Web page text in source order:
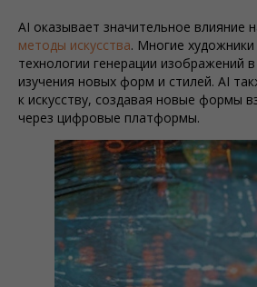
AI оказывает значительное влияние
методы искусства. Многие
технологии генерации изображений
изучения новых форм и стилей. AI
к искусству, создавая новые формы
через цифровые платформы.